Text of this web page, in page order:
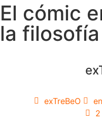
El cómic
la filosofía
exTreBeO